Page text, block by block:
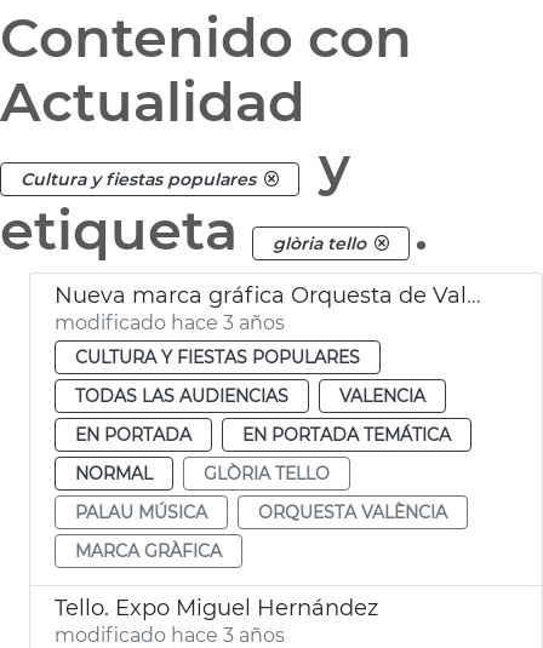
Contenido con
Actualidad
Cultura y fiestas populares
y
etiqueta
glòria tello .
Nueva marca gráfica Orquesta de València
modificado hace 3 años
CULTURA Y FIESTAS POPULARES
TODAS LAS AUDIENCIAS
VALENCIA
EN PORTADA
EN PORTADA TEMÁTICA
NORMAL
GLÒRIA TELLO
PALAU MÚSICA
ORQUESTA VALÈNCIA
MARCA GRÀFICA
Tello. Expo Miguel Hernández
modificado hace 3 años